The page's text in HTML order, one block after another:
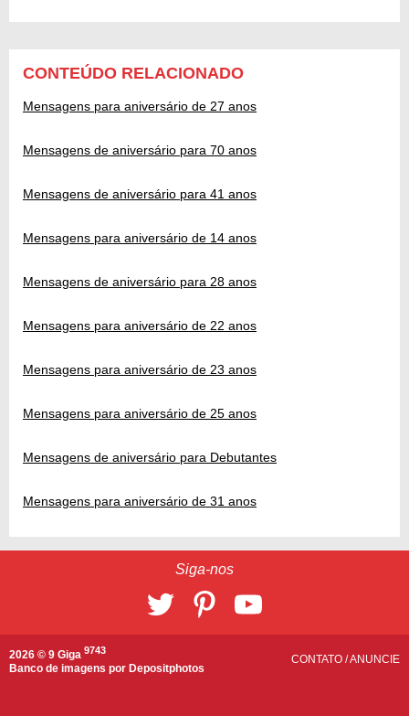
CONTEÚDO RELACIONADO
Mensagens para aniversário de 27 anos
Mensagens de aniversário para 70 anos
Mensagens de aniversário para 41 anos
Mensagens para aniversário de 14 anos
Mensagens de aniversário para 28 anos
Mensagens para aniversário de 22 anos
Mensagens para aniversário de 23 anos
Mensagens para aniversário de 25 anos
Mensagens de aniversário para Debutantes
Mensagens para aniversário de 31 anos
Siga-nos
2026 © 9 Giga 9743
Banco de imagens por Depositphotos
CONTATO /ANUNCIE